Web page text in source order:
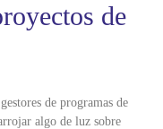
de
de programas de
algo de luz sobre